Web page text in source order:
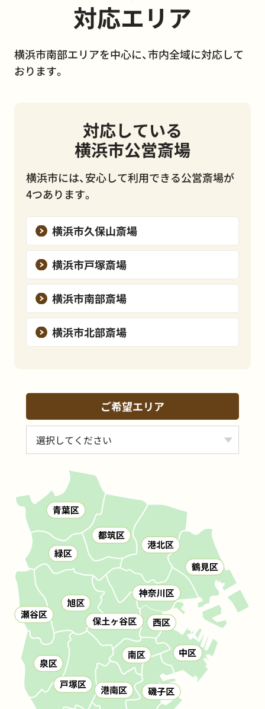
対応エリア
横浜市南部エリアを中心に、市内全域に対応して
おります。
対応している
横浜市公営斎場
横浜市には、安心して利用できる公営斎場が
4つあります。
横浜市久保山斎場
横浜市戸塚斎場
横浜市南部斎場
横浜市北部斎場
ご希望エリア